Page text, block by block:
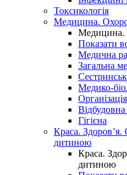
Токсикологія
Медицина.
Медицина.
Показати
Медична
Загальна
Медико-
Відбудовна
Гігієна
Краса. Здоров’я.
дитиною
Краса.
дитиною